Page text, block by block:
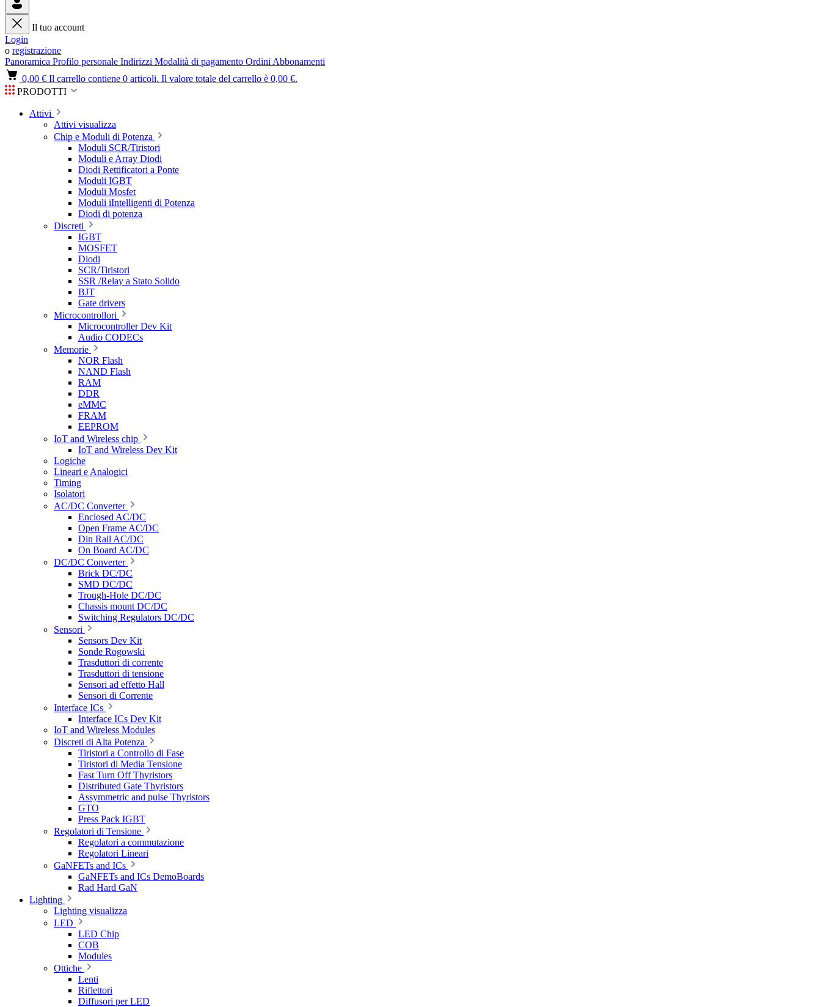
Il tuo account
Login
o registrazione
Panoramica Profilo personale Indirizzi Modalità di pagamento Ordini Abbonamenti
0,00 € Il carrello contiene 0 articoli. Il valore totale del carrello è 0,00 €.
PRODOTTI
Attivi
Attivi visualizza
Chip e Moduli di Potenza
Moduli SCR/Tiristori
Moduli e Array Diodi
Diodi Rettificatori a Ponte
Moduli IGBT
Moduli Mosfet
Moduli iIntelligenti di Potenza
Diodi di potenza
Discreti
IGBT
MOSFET
Diodi
SCR/Tiristori
SSR /Relay a Stato Solido
BJT
Gate drivers
Microcontrollori
Microcontroller Dev Kit
Audio CODECs
Memorie
NOR Flash
NAND Flash
RAM
DDR
eMMC
FRAM
EEPROM
IoT and Wireless chip
IoT and Wireless Dev Kit
Logiche
Lineari e Analogici
Timing
Isolatori
AC/DC Converter
Enclosed AC/DC
Open Frame AC/DC
Din Rail AC/DC
On Board AC/DC
DC/DC Converter
Brick DC/DC
SMD DC/DC
Trough-Hole DC/DC
Chassis mount DC/DC
Switching Regulators DC/DC
Sensori
Sensors Dev Kit
Sonde Rogowski
Trasduttori di corrente
Trasduttori di tensione
Sensori ad effetto Hall
Sensori di Corrente
Interface ICs
Interface ICs Dev Kit
IoT and Wireless Modules
Discreti di Alta Potenza
Tiristori a Controllo di Fase
Tiristori di Media Tensione
Fast Turn Off Thyristors
Distributed Gate Thyristors
Assymmetric and pulse Thyristors
GTO
Press Pack IGBT
Regolatori di Tensione
Regolatori a commutazione
Regolatori Lineari
GaNFETs and ICs
GaNFETs and ICs DemoBoards
Rad Hard GaN
Lighting
Lighting visualizza
LED
LED Chip
COB
Modules
Ottiche
Lenti
Riflettori
Diffusori per LED